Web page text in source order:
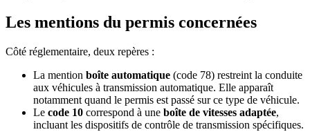
Les mentions du permis concernées
Côté réglementaire, deux repères :
La mention boîte automatique (code 78) restreint la conduite
aux véhicules à transmission automatique. Elle apparaît
notamment quand le permis est passé sur ce type de véhicule.
Le code 10 correspond à une boîte de vitesses adaptée,
incluant les dispositifs de contrôle de transmission spécifiques.